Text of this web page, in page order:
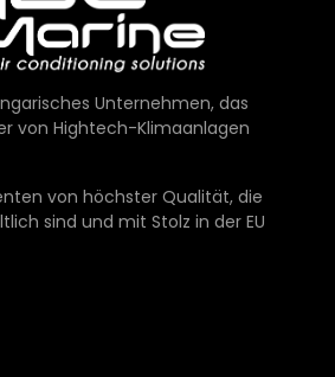
Unternehmen, das
von Hightech-Klimaanlagen
von höchster Qualität, die
sind und mit Stolz in der EU